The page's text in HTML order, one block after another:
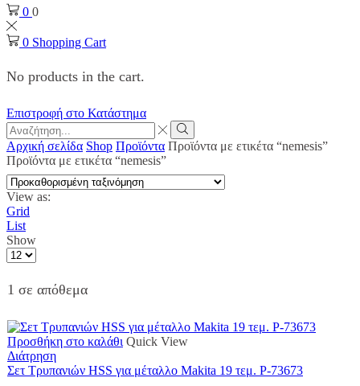
0 0
0 Shopping Cart
No products in the cart.
Επιστροφή στο Κατάστημα
Search
input
Search
Αρχική σελίδα Shop Προϊόντα Προϊόντα με ετικέτα “nemesis”
Προϊόντα με ετικέτα “nemesis”
View as:
Grid
List
Show
Products
page
1 σε απόθεμα
Προσθήκη στο καλάθι Quick View
Διάτρηση
Σετ Τρυπανιών HSS για μέταλλο Makita 19 τεμ. P-73673